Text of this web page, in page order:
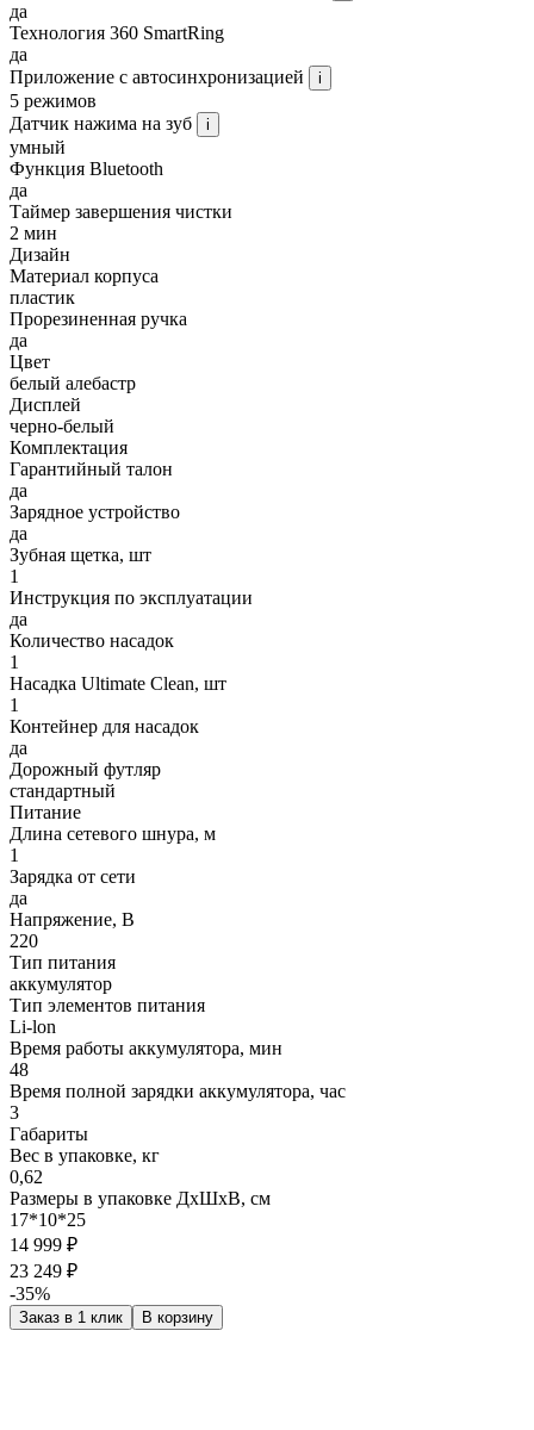
да
Технология 360 SmartRing
да
Приложение с автосинхронизацией
i
5 режимов
Датчик нажима на зуб
i
умный
Функция Bluetooth
да
Таймер завершения чистки
2 мин
Дизайн
Материал корпуса
пластик
Прорезиненная ручка
да
Цвет
белый алебастр
Дисплей
черно-белый
Комплектация
Гарантийный талон
да
Зарядное устройство
да
Зубная щетка, шт
1
Инструкция по эксплуатации
да
Количество насадок
1
Насадка Ultimate Clean, шт
1
Контейнер для насадок
да
Дорожный футляр
стандартный
Питание
Длина сетевого шнура, м
1
Зарядка от сети
да
Напряжение, В
220
Тип питания
аккумулятор
Тип элементов питания
Li-lon
Время работы аккумулятора, мин
48
Время полной зарядки аккумулятора, час
3
Габариты
Вес в упаковке, кг
0,62
Размеры в упаковке ДxШxВ, см
17*10*25
14 999 ₽
23 249 ₽
-35%
Заказ в 1 клик В корзину